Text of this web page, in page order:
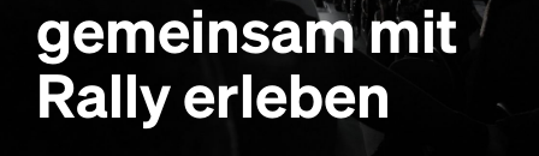
gemeinsam mit
Rally erleben